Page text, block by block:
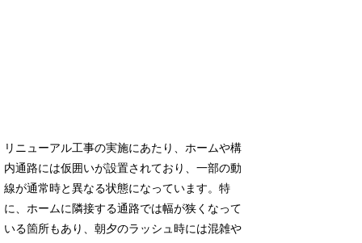
リニューアル工事の実施にあたり、ホームや構
内通路には仮囲いが設置されており、一部の動
線が通常時と異なる状態になっています。特
に、ホームに隣接する通路では幅が狭くなって
いる箇所もあり、朝夕のラッシュ時には混雑や